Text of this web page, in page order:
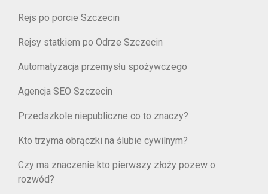
Rejs po porcie Szczecin
Rejsy statkiem po Odrze Szczecin
Automatyzacja przemysłu spożywczego
Agencja SEO Szczecin
Przedszkole niepubliczne co to znaczy?
Kto trzyma obrączki na ślubie cywilnym?
Czy ma znaczenie kto pierwszy złoży pozew o
rozwód?